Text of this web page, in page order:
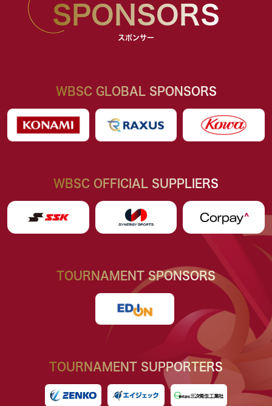
SPONSORS
スポンサー
WBSC GLOBAL SPONSORS
WBSC OFFICIAL SUPPLIERS
TOURNAMENT SPONSORS
TOURNAMENT SUPPORTERS